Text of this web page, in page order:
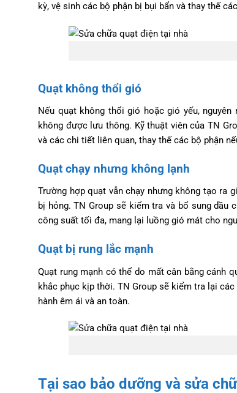
kỳ, vệ sinh các bộ phận bị bụi bẩn và thay thế
Quạt không thổi gió
Nếu quạt không thổi gió hoặc gió yếu,
không được lưu thông. Kỹ thuật viên của TN
và các chi tiết liên quan, thay thế các bộ phận
Quạt chạy nhưng không lạnh
Trường hợp quạt vẫn chạy nhưng không tạo ra
bị hỏng. TN Group sẽ kiểm tra và bổ sung
công suất tối đa, mang lại luồng gió mát cho
Quạt bị rung lắc mạnh
Quạt rung mạnh có thể do mất cân bằng cánh
khắc phục kịp thời. TN Group sẽ kiểm tra lại
hành êm ái và an toàn.
Tại sao bảo dưỡng và sửa